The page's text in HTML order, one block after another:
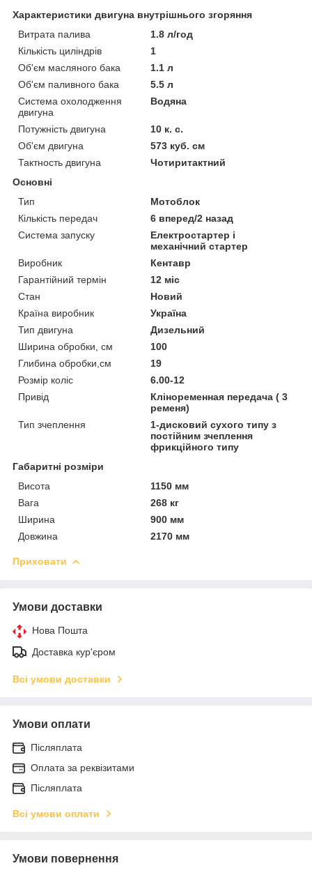
Характеристики двигуна внутрішнього згоряння
Витрата палива
1.8 л/год
Кількість циліндрів
1
Об'єм масляного бака
1.1 л
Об'єм паливного бака
5.5 л
Система охолодження
двигуна
Водяна
Потужність двигуна
10 к. с.
Об'єм двигуна
573 куб. см
Тактность двигуна
Чотиритактний
Основні
Тип
Мотоблок
Кількість передач
6 вперед/2 назад
Система запуску
Електростартер і
механічний стартер
Виробник
Кентавр
Гарантійний термін
12 міс
Стан
Новий
Країна виробник
Україна
Тип двигуна
Дизельний
Ширина обробки, см
100
Глибина обробки,см
19
Розмір коліс
6.00-12
Привід
Кліноременная передача ( 3
ременя)
Тип зчеплення
1-дисковий сухого типу з
постійним зчеплення
фрикційного типу
Габаритні розміри
Висота
1150 мм
Вага
268 кг
Ширина
900 мм
Довжина
2170 мм
Приховати
Умови доставки
Нова Пошта
Доставка кур'єром
Всі умови доставки
Умови оплати
Післяплата
Оплата за реквізитами
Післяплата
Всі умови оплати
Умови повернення